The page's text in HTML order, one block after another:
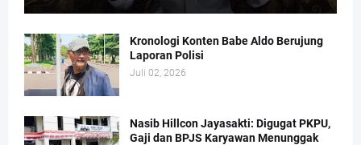
Kronologi Konten Babe Aldo Berujung
Laporan Polisi
Juli 02, 2026
Nasib Hillcon Jayasakti: Digugat PKPU,
Gaji dan BPJS Karyawan Menunggak